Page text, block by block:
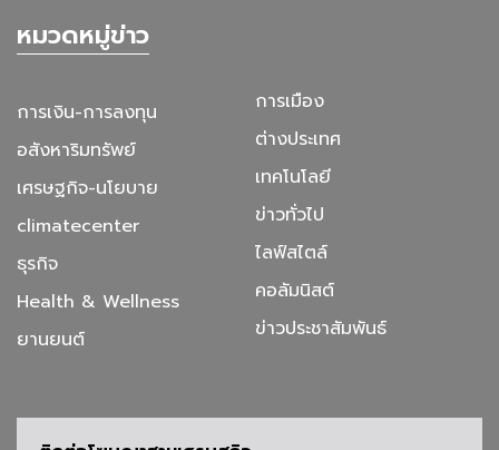
หมวดหมู่ข่าว
การเงิน-การลงทุน
อสังหาริมทรัพย์
เศรษฐกิจ-นโยบาย
climatecenter
ธุรกิจ
Health & Wellness
ยานยนต์
การเมือง
ต่างประเทศ
เทคโนโลยี
ข่าวทั่วไป
ไลฟ์สไตล์
คอลัมนิสต์
ข่าวประชาสัมพันธ์